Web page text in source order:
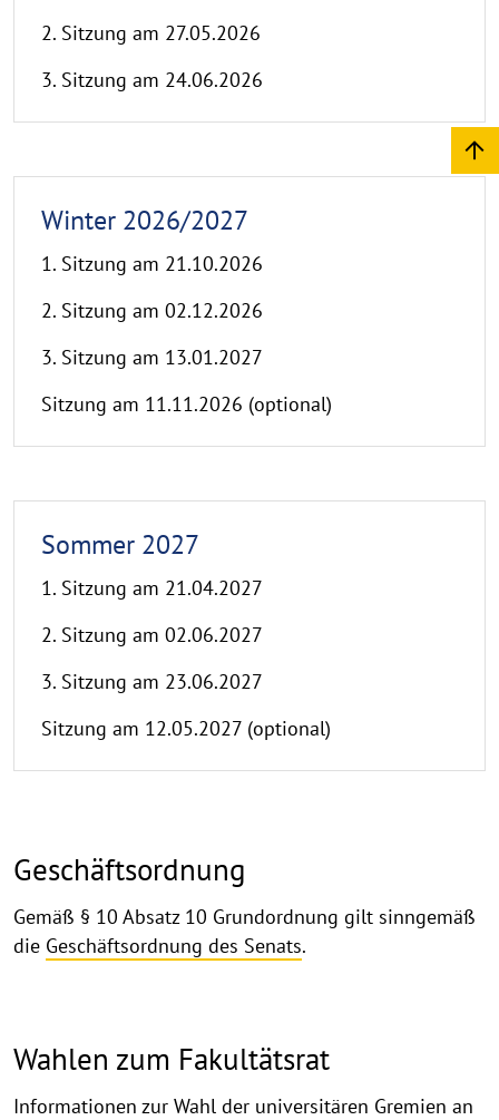
2. Sitzung am 27.05.2026
3. Sitzung am 24.06.2026
Winter 2026/2027
1. Sitzung am 21.10.2026
2. Sitzung am 02.12.2026
3. Sitzung am 13.01.2027
Sitzung am 11.11.2026 (optional)
Sommer 2027
1. Sitzung am 21.04.2027
2. Sitzung am 02.06.2027
3. Sitzung am 23.06.2027
Sitzung am 12.05.2027 (optional)
Geschäftsordnung
Gemäß § 10 Absatz 10 Grundordnung gilt sinngemäß
die Geschäftsordnung des Senats.
Wahlen zum Fakultätsrat
Informationen zur Wahl der universitären Gremien an